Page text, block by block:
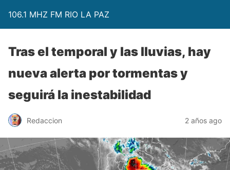
106.1 MHZ FM RIO LA PAZ
Tras el temporal y las lluvias, hay
nueva alerta por tormentas y
seguirá la inestabilidad
Redaccion 2 años ago